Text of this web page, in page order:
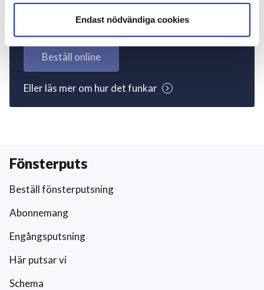
Endast nödvändiga cookies
igång nu!
Beställ online
Eller läs mer om hur det funkar
Fönsterputs
Beställ fönsterputsning
Abonnemang
Engångsputsning
Här putsar vi
Schema